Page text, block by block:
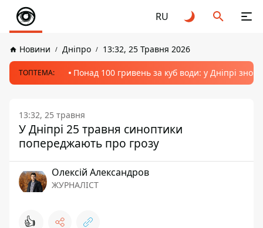
RU
Новини Дніпро 13:32, 25 Травня 2026
ТОПТЕМА: Понад 100 гривень за куб води: у Дніпрі
13:32, 25 травня
У Дніпрі 25 травня синоптики
попереджають про грозу
Олексій Александров
ЖУРНАЛІСТ
👍